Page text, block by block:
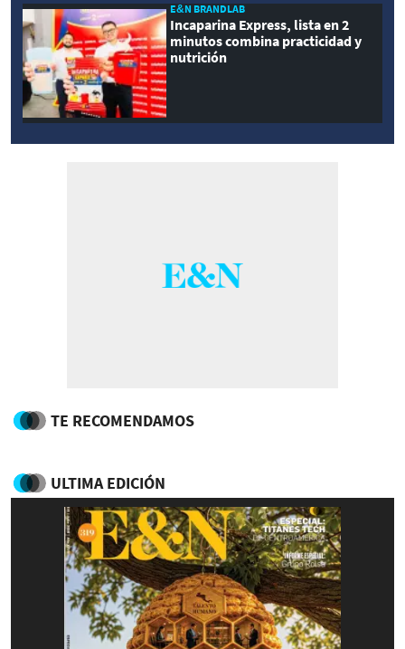
E&N BRANDLAB
Incaparina Express, lista en 2
minutos combina practicidad y
nutrición
TE RECOMENDAMOS
ULTIMA EDICIÓN